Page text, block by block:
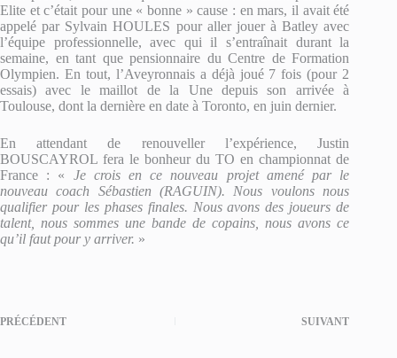
Elite et c’était pour une « bonne » cause : en mars, il avait été
appelé par Sylvain HOULES pour aller jouer à Batley avec
l’équipe professionnelle, avec qui il s’entraînait durant la
semaine, en tant que pensionnaire du Centre de Formation
Olympien. En tout, l’Aveyronnais a déjà joué 7 fois (pour 2
essais) avec le maillot de la Une depuis son arrivée à
Toulouse, dont la dernière en date à Toronto, en juin dernier.
En attendant de renouveller l’expérience, Justin
BOUSCAYROL fera le bonheur du TO en championnat de
France : « Je crois en ce nouveau projet amené par le
nouveau coach Sébastien (RAGUIN). Nous voulons nous
qualifier pour les phases finales. Nous avons des joueurs de
talent, nous sommes une bande de copains, nous avons ce
qu’il faut pour y arriver. »
PRÉCÉDENT SUIVANT